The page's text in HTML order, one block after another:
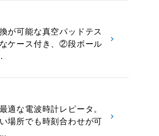
が可能な真空パッドテス
ケース付き、②段ボール
適な電波時計レピータ。
場所でも時刻合わせが可